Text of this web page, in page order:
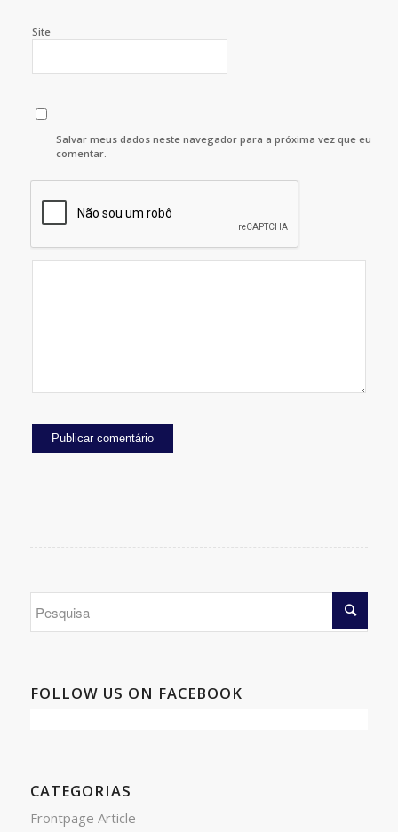
Site
Salvar meus dados neste navegador para a próxima vez que eu
comentar.
FOLLOW US ON FACEBOOK
CATEGORIAS
Frontpage Article